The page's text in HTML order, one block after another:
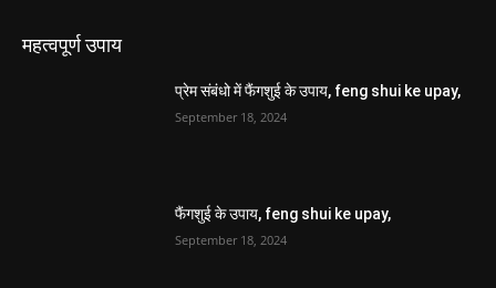
महत्वपूर्ण उपाय
प्रेम संबंधो में फैंगशुई के उपाय, feng shui ke upay,
September 18, 2024
फैंगशुई के उपाय, feng shui ke upay,
September 18, 2024